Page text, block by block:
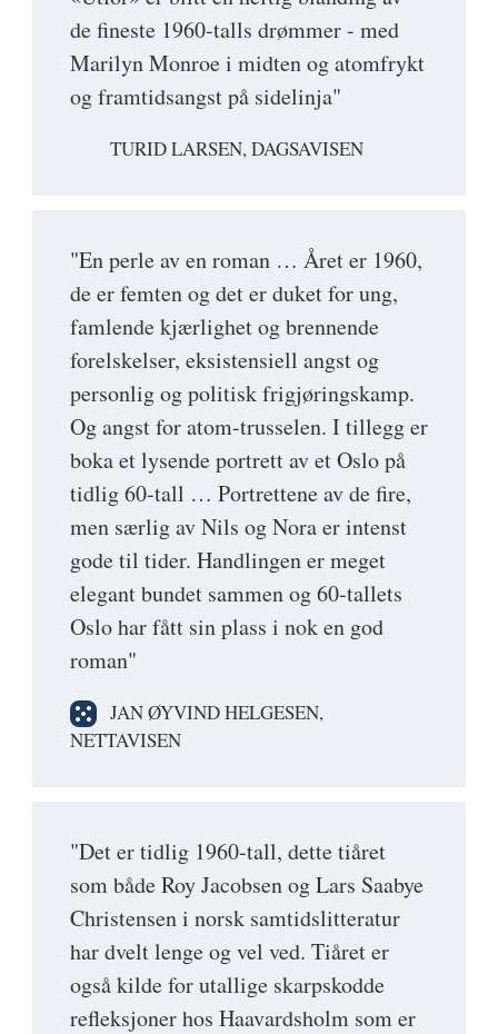
de fineste 1960-talls drømmer - med
Marilyn Monroe i midten og atomfrykt
og framtidsangst på sidelinja"
TURID LARSEN, DAGSAVISEN
"En perle av en roman … Året er 1960,
de er femten og det er duket for ung,
famlende kjærlighet og brennende
forelskelser, eksistensiell angst og
personlig og politisk frigjøringskamp.
Og angst for atom-trusselen. I tillegg er
boka et lysende portrett av et Oslo på
tidlig 60-tall … Portrettene av de fire,
men særlig av Nils og Nora er intenst
gode til tider. Handlingen er meget
elegant bundet sammen og 60-tallets
Oslo har fått sin plass i nok en god
roman"
JAN ØYVIND HELGESEN,
NETTAVISEN
"Det er tidlig 1960-tall, dette tiåret
som både Roy Jacobsen og Lars Saabye
Christensen i norsk samtidslitteratur
har dvelt lenge og vel ved. Tiåret er
også kilde for utallige skarpskodde
refleksjoner hos Haavardsholm som er